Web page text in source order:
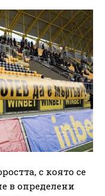
с която се
в определени